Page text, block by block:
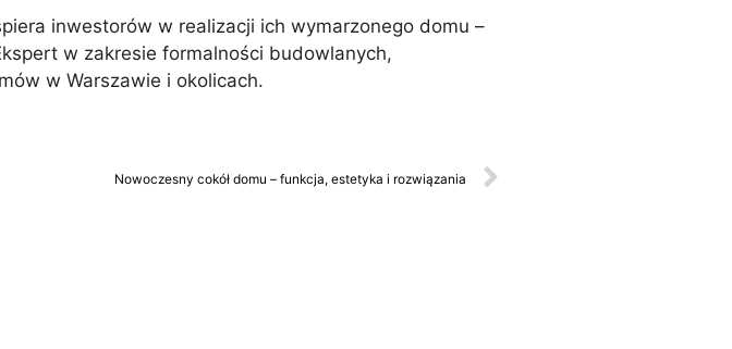
inwestorów w realizacji ich wymarzonego domu –
w zakresie formalności budowlanych,
w Warszawie i okolicach.
Nowoczesny cokół domu – funkcja, estetyka i rozwiązania